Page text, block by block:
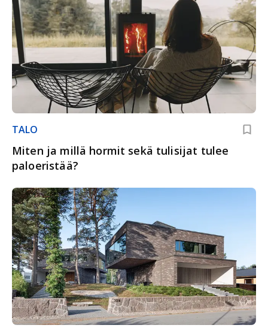
TALO
Miten ja millä hormit sekä tulisijat tulee
paloeristää?